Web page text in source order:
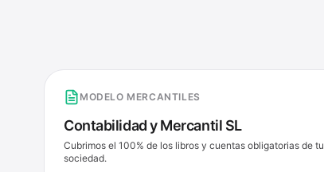
MODELO MERCANTILES
Contabilidad y Mercantil SL
Cubrimos el 100% de los libros y cuentas obligatorias de tu
sociedad.